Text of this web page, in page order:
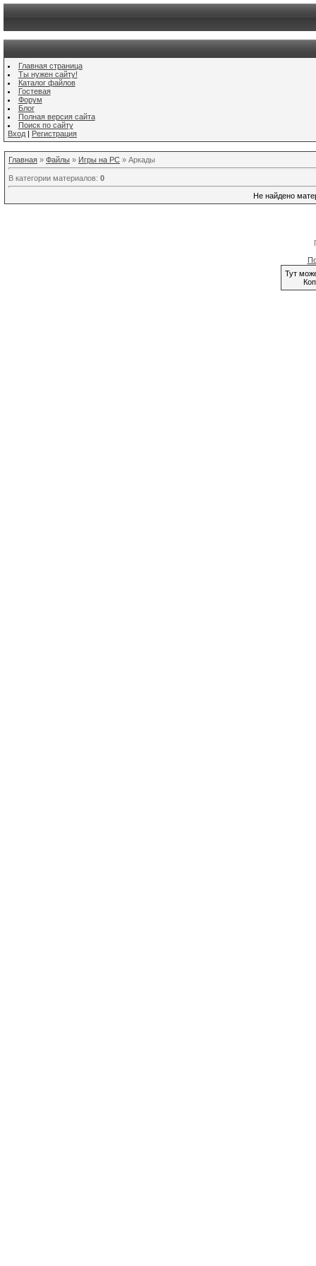
Главная страница
Ты нужен сайту!
Каталог файлов
Гостевая
Форум
Блог
Полная версия сайта
Поиск по сайту
Вход | Регистрация
Главная » Файлы » Игры на PC » Аркады
В категории материалов: 0
Не найдено
Тут